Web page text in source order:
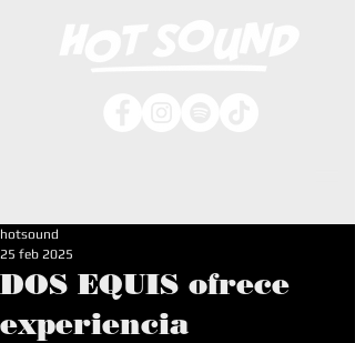
DOS EQUIS ofrece
experiencia
hotsound
25 feb 2025